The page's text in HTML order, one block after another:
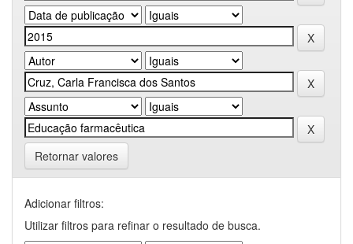
Retornar valores
Adicionar filtros:
Utilizar filtros para refinar o resultado de busca.